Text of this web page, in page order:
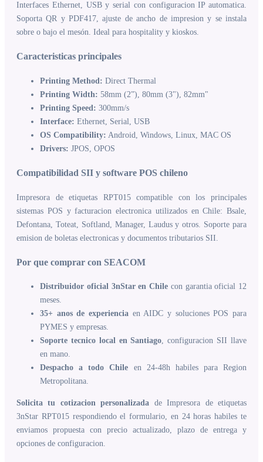
Interfaces Ethernet, USB y serial con configuracion IP automatica.
Soporta QR y PDF417, ajuste de ancho de impresion y se instala
sobre o bajo el mesón. Ideal para hospitality y kioskos.
Caracteristicas principales
Printing Method: Direct Thermal
Printing Width: 58mm (2”), 80mm (3"), 82mm"
Printing Speed: 300mm/s
Interface: Ethernet, Serial, USB
OS Compatibility: Android, Windows, Linux, MAC OS
Drivers: JPOS, OPOS
Compatibilidad SII y software POS chileno
Impresora de etiquetas RPT015 compatible con los principales
sistemas POS y facturacion electronica utilizados en Chile: Bsale,
Defontana, Toteat, Softland, Manager, Laudus y otros. Soporte para
emision de boletas electronicas y documentos tributarios SII.
Por que comprar con SEACOM
Distribuidor oficial 3nStar en Chile con garantia oficial 12
meses.
35+ anos de experiencia en AIDC y soluciones POS para
PYMES y empresas.
Soporte tecnico local en Santiago, configuracion SII llave
en mano.
Despacho a todo Chile en 24-48h habiles para Region
Metropolitana.
Solicita tu cotizacion personalizada de Impresora de etiquetas
3nStar RPT015 respondiendo el formulario, en 24 horas habiles te
enviamos propuesta con precio actualizado, plazo de entrega y
opciones de configuracion.